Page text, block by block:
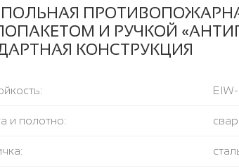
И РУЧКОЙ
КОНСТРУКЦИЯ
и полотно: